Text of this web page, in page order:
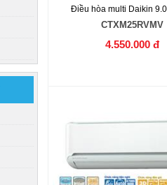
Điều hòa multi Daikin
CTXM25RVMV
4.550.000 đ